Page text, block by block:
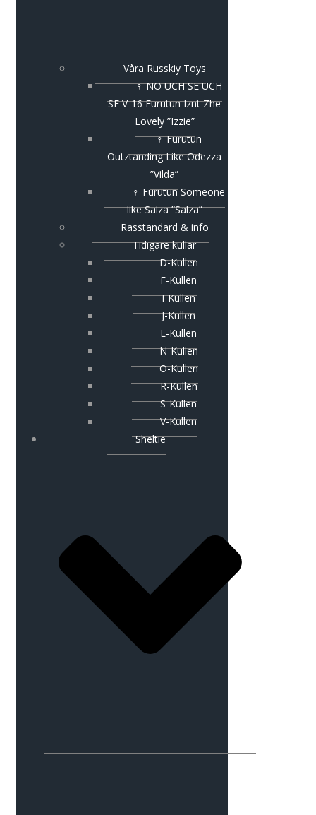
Våra Russkiy Toys
♀ NO UCH SE UCH
SE V-16 Furutun Iznt Zhe
Lovely ”Izzie”
♀ Furutun
Outztanding Like Odezza
”Vilda”
♀ Furutun Someone
like Salza ”Salza”
Rasstandard & info
Tidigare kullar
D-Kullen
F-Kullen
I-Kullen
J-Kullen
L-Kullen
N-Kullen
O-Kullen
R-Kullen
S-Kullen
V-Kullen
Sheltie